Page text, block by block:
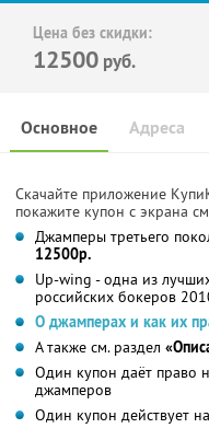
Цена без скидки:
12500 руб.
Основное Адреса
Скачайте приложение
покажите купон с экрана
Джамперы третьего
12500р.
Up-wing - одна из
российских бокеров
О джамперах и как их
А также см. раздел
Один купон даёт право
джамперов
Один купон действует